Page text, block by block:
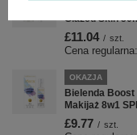
Glazed Skin
£11.04 / szt.
Cena regularna:
OKAZJA
Bielenda Boost
Makijaż 8w1
£9.77 / szt.